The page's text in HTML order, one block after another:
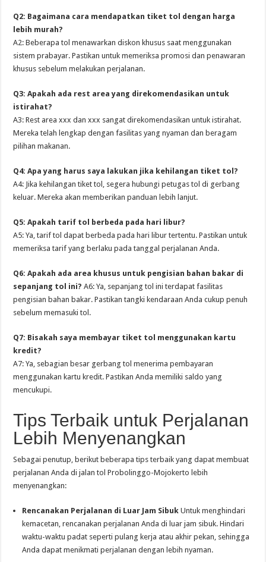
Q2: Bagaimana cara mendapatkan tiket tol dengan harga
lebih murah?
A2: Beberapa tol menawarkan diskon khusus saat menggunakan
sistem prabayar. Pastikan untuk memeriksa promosi dan penawaran
khusus sebelum melakukan perjalanan.
Q3: Apakah ada rest area yang direkomendasikan untuk
istirahat?
A3: Rest area xxx dan xxx sangat direkomendasikan untuk istirahat.
Mereka telah lengkap dengan fasilitas yang nyaman dan beragam
pilihan makanan.
Q4: Apa yang harus saya lakukan jika kehilangan tiket tol?
A4: Jika kehilangan tiket tol, segera hubungi petugas tol di gerbang
keluar. Mereka akan memberikan panduan lebih lanjut.
Q5: Apakah tarif tol berbeda pada hari libur?
A5: Ya, tarif tol dapat berbeda pada hari libur tertentu. Pastikan untuk
memeriksa tarif yang berlaku pada tanggal perjalanan Anda.
Q6: Apakah ada area khusus untuk pengisian bahan bakar di
sepanjang tol ini? A6: Ya, sepanjang tol ini terdapat fasilitas
pengisian bahan bakar. Pastikan tangki kendaraan Anda cukup penuh
sebelum memasuki tol.
Q7: Bisakah saya membayar tiket tol menggunakan kartu
kredit?
A7: Ya, sebagian besar gerbang tol menerima pembayaran
menggunakan kartu kredit. Pastikan Anda memiliki saldo yang
mencukupi.
Tips Terbaik untuk Perjalanan
Lebih Menyenangkan
Sebagai penutup, berikut beberapa tips terbaik yang dapat membuat
perjalanan Anda di jalan tol Probolinggo-Mojokerto lebih
menyenangkan:
Rencanakan Perjalanan di Luar Jam Sibuk Untuk menghindari
kemacetan, rencanakan perjalanan Anda di luar jam sibuk. Hindari
waktu-waktu padat seperti pulang kerja atau akhir pekan, sehingga
Anda dapat menikmati perjalanan dengan lebih nyaman.